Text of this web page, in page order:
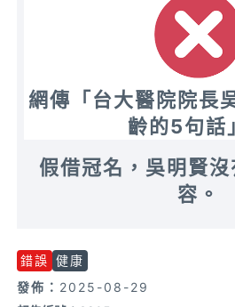
網傳「台大醫院院長
齡的5句話
假借冠名，吳明賢
容。
錯誤 健康
發佈： 2025-08-29